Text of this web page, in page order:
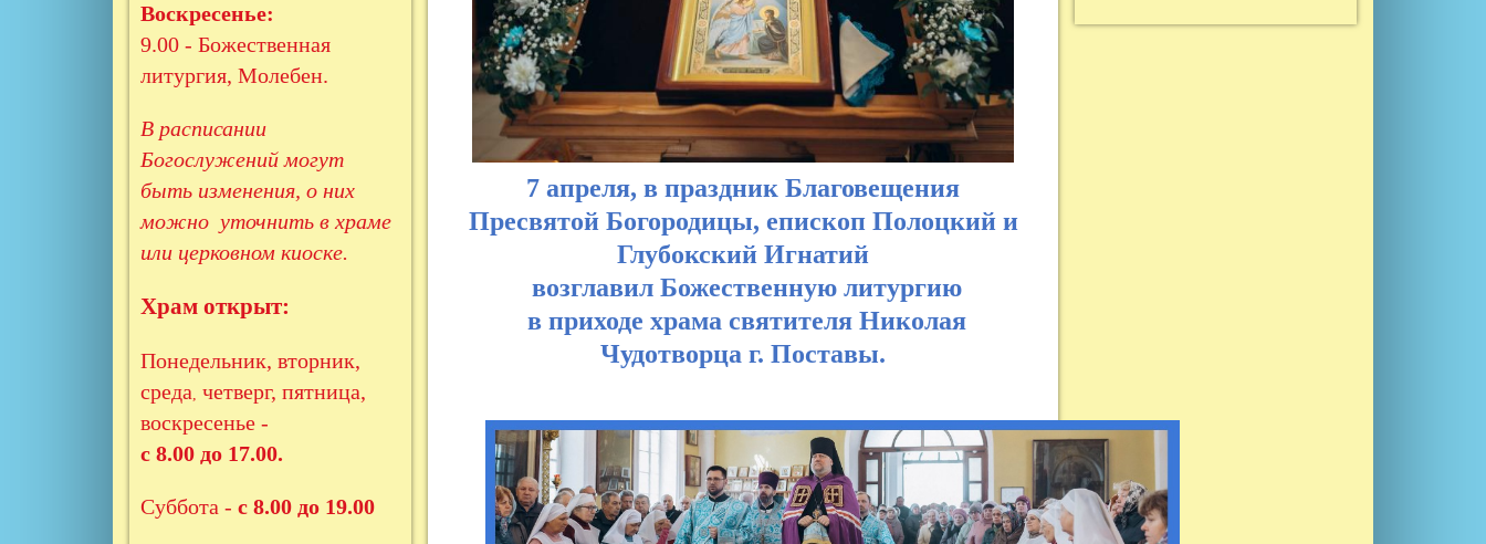
Воскресенье:
9.00 - Божественная
литургия, Молебен.
В расписании
Богослужений могут
быть изменения, о них
можно уточнить в храме
или церковном киоске.
Храм открыт:
Понедельник, вторник,
среда, четверг, пятница,
воскресенье -
с 8.00 до 17.00.
Суббота - с 8.00 до 19.00
7 апреля, в праздник Благовещения
Пресвятой Богородицы, епископ Полоцкий и
Глубокский Игнатий
возглавил Божественную литургию
в приходе храма святителя Николая
Чудотворца г. Поставы.